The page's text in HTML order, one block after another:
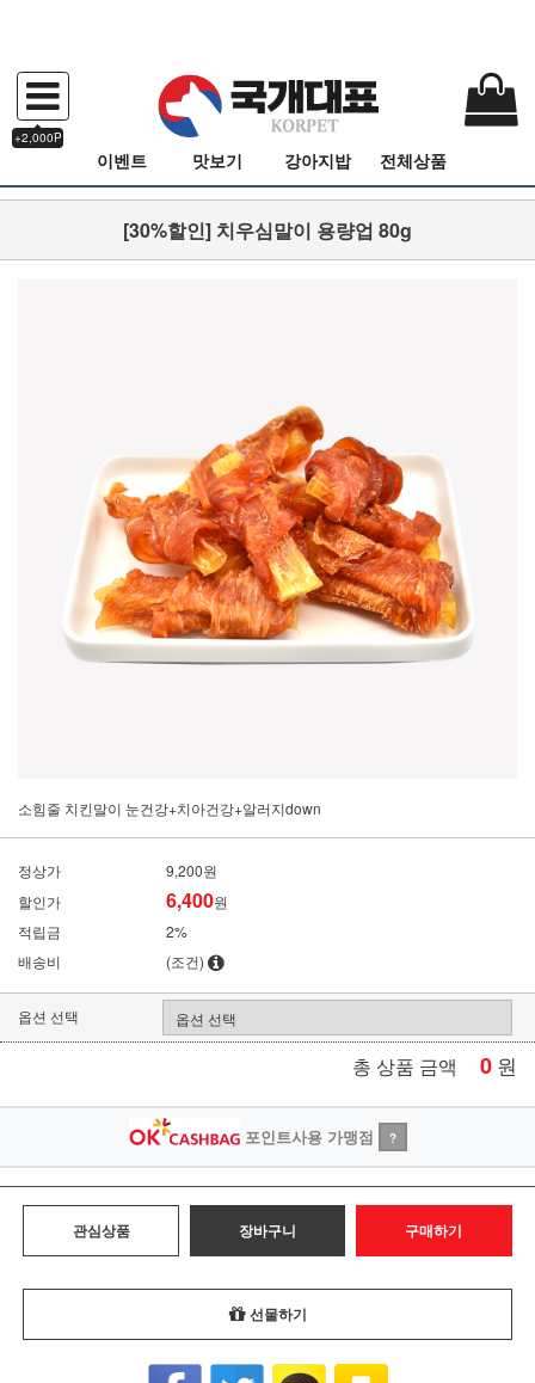
+2,000P
이벤트 맛보기 강아지밥 전체상품
[30%할인] 치우심말이 용량업 80g
소힘줄 치킨말이 눈건강+치아건강+알러지down
정상가
9,200원
할인가
6,400원
적립금
2%
배송비
(조건)
옵션 선택
총 상품 금액 0 원
포인트사용 가맹점 ?
관심상품 장바구니 구매하기
선물하기